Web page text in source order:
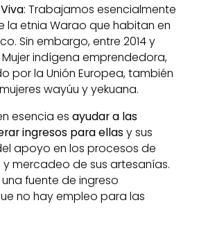
: Trabajamos esencialmente
la etnia Warao que habitan en
Sin embargo, entre 2014 y
indígena emprendedora,
por la Unión Europea, también
wayúu y yekuana.
esencia es ayudar a las
ingresos para ellasy sus
apoyo en los procesos de
mercadeo de sus artesanías.
fuente de ingreso
no hay empleo para las